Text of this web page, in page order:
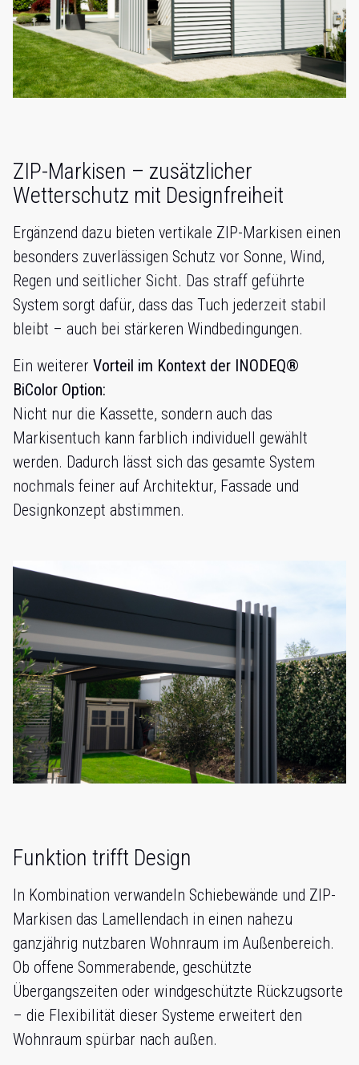
ZIP-Markisen – zusätzlicher
Wetterschutz mit Designfreiheit
Ergänzend dazu bieten vertikale ZIP-Markisen einen
besonders zuverlässigen Schutz vor Sonne, Wind,
Regen und seitlicher Sicht. Das straff geführte
System sorgt dafür, dass das Tuch jederzeit stabil
bleibt – auch bei stärkeren Windbedingungen.
Ein weiterer Vorteil im Kontext der INODEQ®
BiColor Option:
Nicht nur die Kassette, sondern auch das
Markisentuch kann farblich individuell gewählt
werden. Dadurch lässt sich das gesamte System
nochmals feiner auf Architektur, Fassade und
Designkonzept abstimmen.
Funktion trifft Design
In Kombination verwandeln Schiebewände und ZIP-
Markisen das Lamellendach in einen nahezu
ganzjährig nutzbaren Wohnraum im Außenbereich.
Ob offene Sommerabende, geschützte
Übergangszeiten oder windgeschützte Rückzugsorte
– die Flexibilität dieser Systeme erweitert den
Wohnraum spürbar nach außen.